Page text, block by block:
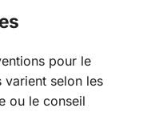
pour le
varient selon les
ou le conseil